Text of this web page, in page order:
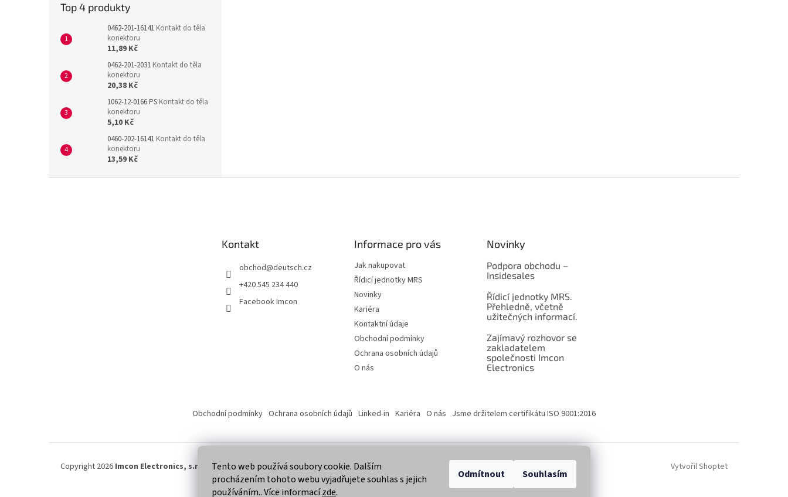
Tento web používá soubory cookie. Dalším
procházením tohoto webu vyjadřujete souhlas s jejich
používáním.. Více informacízde.
Odmítnout Souhlasím
Top 4 produkty
0462-201-16141 Kontakt do těla
konektoru
11,89 Kč
0462-201-2031 Kontakt do těla
konektoru
20,38 Kč
1062-12-0166 PS Kontakt do těla
konektoru
5,10 Kč
0460-202-16141 Kontakt do těla
konektoru
13,59 Kč
Kontakt
obchod@deutsch.cz
+420 545 234 440
Facebook Imcon
Informace pro vás
Jak nakupovat
Řídicí jednotky MRS
Novinky
Kariéra
Kontaktní údaje
Obchodní podmínky
Ochrana osobních údajů
O nás
Novinky
Podpora obchodu –
Insidesales
Řídicí jednotky MRS.
Přehledně, včetně
užitečných informací.
Zajímavý rozhovor se
zakladatelem
společnosti Imcon
Electronics
Obchodní podmínky Ochrana osobních údajů Linked-in Kariéra O nás Jsme držitelem certifikátu ISO 9001:2016
Vytvořil Shoptet
Copyright 2026 Imcon Electronics, s.r.o. . Všechna práva vyhrazena.